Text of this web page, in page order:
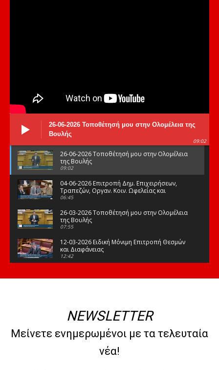
26-06-2026 Τοποθέτησή μου στην Ολομέλεια της
Βουλής
09:02
26-06-2026 Τοποθέτησή μου στην Ολομέλεια
της Βουλής
09:02
04-06-2026 Επιτροπή Δημ. Επιχειρήσεων,
Τραπεζών, Οργαν. Κοιν. Ωφελείας και
Φορέων Κοινων. Ασφάλισης
06:45
26-03-2026 Τοποθέτησή μου στην Ολομέλεια
της Βουλής
07:55
12-03-2026 Ειδική Μόνιμη Επιτροπή Θεσμών
και Διαφάνειας
12:42
της Βουλής
08:47
10-02-2026 Διαρκής Επιτροπή Μορφωτικών
Υποθέσεων
NEWSLETTER
Μείνετε ενημερωμένοι με τα τελευταία
νέα!